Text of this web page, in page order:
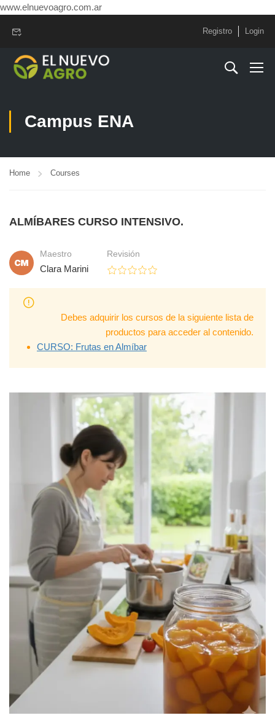
www.elnuevoagro.com.ar
Registro Login
Campus ENA
Home Courses
ALMÍBARES CURSO INTENSIVO.
Maestro
Clara Marini
Revisión
Debes adquirir los cursos de la siguiente lista de
productos para acceder al contenido.
CURSO: Frutas en Almíbar